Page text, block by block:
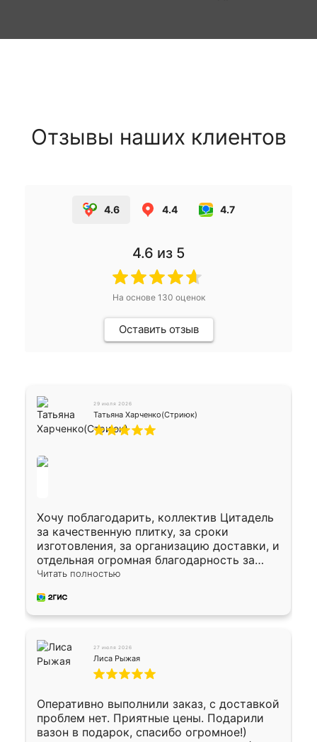
Отзывы наших клиентов
4.6 4.4 4.7
4.6 из 5
На основе 130 оценок
Оставить отзыв
29 июля 2026
Татьяна Харченко(Стриюк)
Хочу поблагодарить, коллектив Цитадель
за качественную плитку, за сроки
изготовления, за организацию доставки, и
отдельная огромная благодарность за
укладку плитки Оганесу, за два дня 70 кв,
Читать полностью
27 июля 2026
Лиса Рыжая
Оперативно выполнили заказ, с доставкой
проблем нет. Приятные цены. Подарили
вазон в подарок, спасибо огромное!)